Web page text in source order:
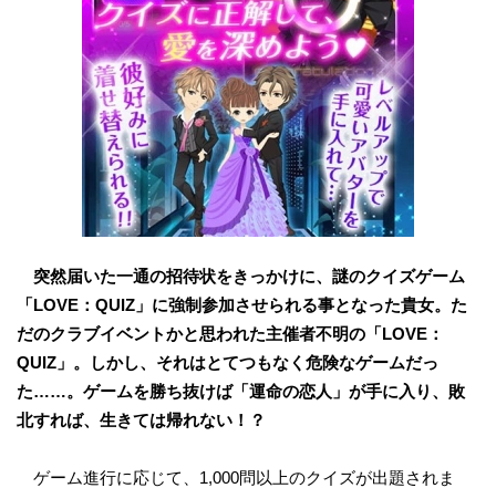
突然届いた一通の招待状をきっかけに、謎のクイズゲーム
「LOVE：QUIZ」に強制参加させられる事となった貴女。た
だのクラブイベントかと思われた主催者不明の「LOVE：
QUIZ」。しかし、それはとてつもなく危険なゲームだっ
た……。ゲームを勝ち抜けば「運命の恋人」が手に入り、敗
北すれば、生きては帰れない！？
ゲーム進行に応じて、1,000問以上のクイズが出題されま